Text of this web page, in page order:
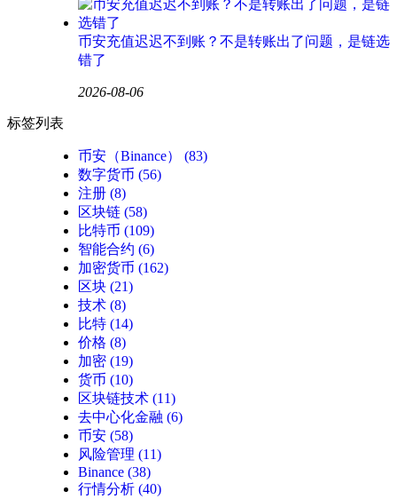
币安充值迟迟不到账？不是转账出了问题，是链选
错了
2026-08-06
标签列表
币安（Binance）
(83)
数字货币 (56)
注册 (8)
区块链 (58)
比特币 (109)
智能合约 (6)
加密货币 (162)
区块 (21)
技术 (8)
比特 (14)
价格 (8)
加密 (19)
货币 (10)
区块链技术 (11)
去中心化金融 (6)
币安 (58)
风险管理 (11)
Binance (38)
行情分析 (40)